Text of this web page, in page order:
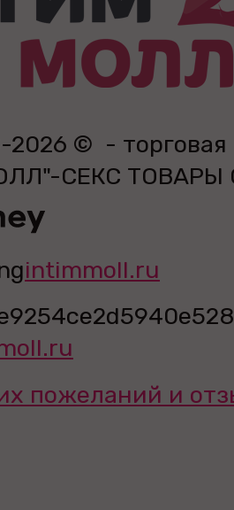
2026 © - торговая
СЕКС
intimmoll.ru
пожеланий и